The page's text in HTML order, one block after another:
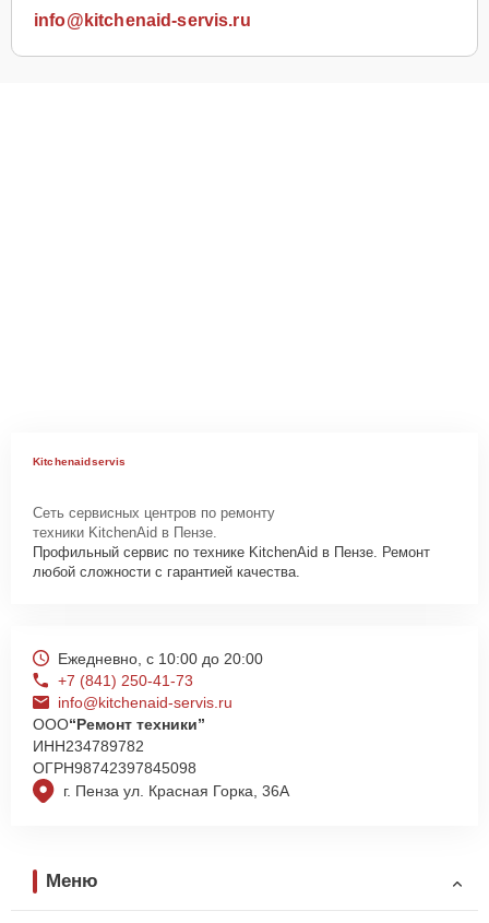
info@kitchenaid-servis.ru
Kitchenaidservis
Сеть сервисных центров по ремонту
техники KitchenAid в Пензе.
Профильный сервис по технике KitchenAid в Пензе. Ремонт
любой сложности с гарантией качества.
г. Пенза ул. Красная Горка, 36А
Ежедневно, с 10:00 до 20:00
+7 (841) 250-41-73
info@kitchenaid-servis.ru
ООО“Ремонт техники”
ИНН234789782
ОГРН98742397845098
Меню